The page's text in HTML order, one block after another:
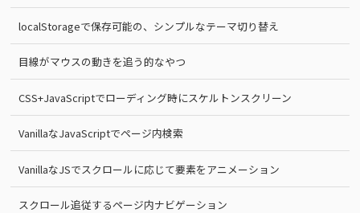
localStorageで保存可能の、シンプルなテーマ切り替え
目線がマウスの動きを追う的なやつ
CSS+JavaScriptでローディング時にスケルトンスクリーン
VanillaなJavaScriptでページ内検索
VanillaなJSでスクロールに応じて要素をアニメーション
スクロール追従するページ内ナビゲーション